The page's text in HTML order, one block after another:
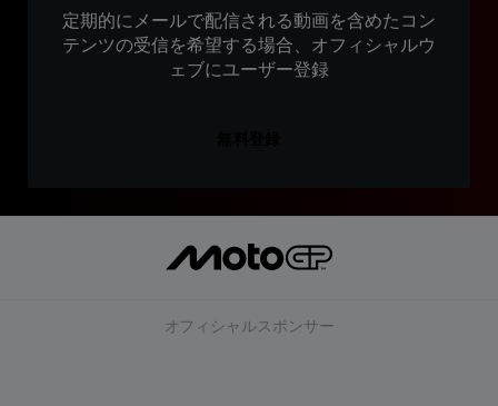
定期的にメールで配信される動画を含めたコン
テンツの受信を希望する場合、オフィシャルウ
ェブにユーザー登録
オフィシャルスポンサー